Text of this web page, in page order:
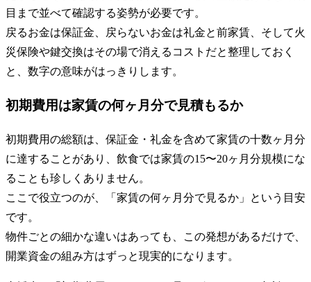
目まで並べて確認する姿勢が必要です。
戻るお金は保証金、戻らないお金は礼金と前家賃、そして火
災保険や鍵交換はその場で消えるコストだと整理しておく
と、数字の意味がはっきりします。
初期費用は家賃の何ヶ月分で見積もるか
初期費用の総額は、保証金・礼金を含めて家賃の十数ヶ月分
に達することがあり、飲食では家賃の15〜20ヶ月分規模にな
ることも珍しくありません。
ここで役立つのが、「家賃の何ヶ月分で見るか」という目安
です。
物件ごとの細かな違いはあっても、この発想があるだけで、
開業資金の組み方はずっと現実的になります。